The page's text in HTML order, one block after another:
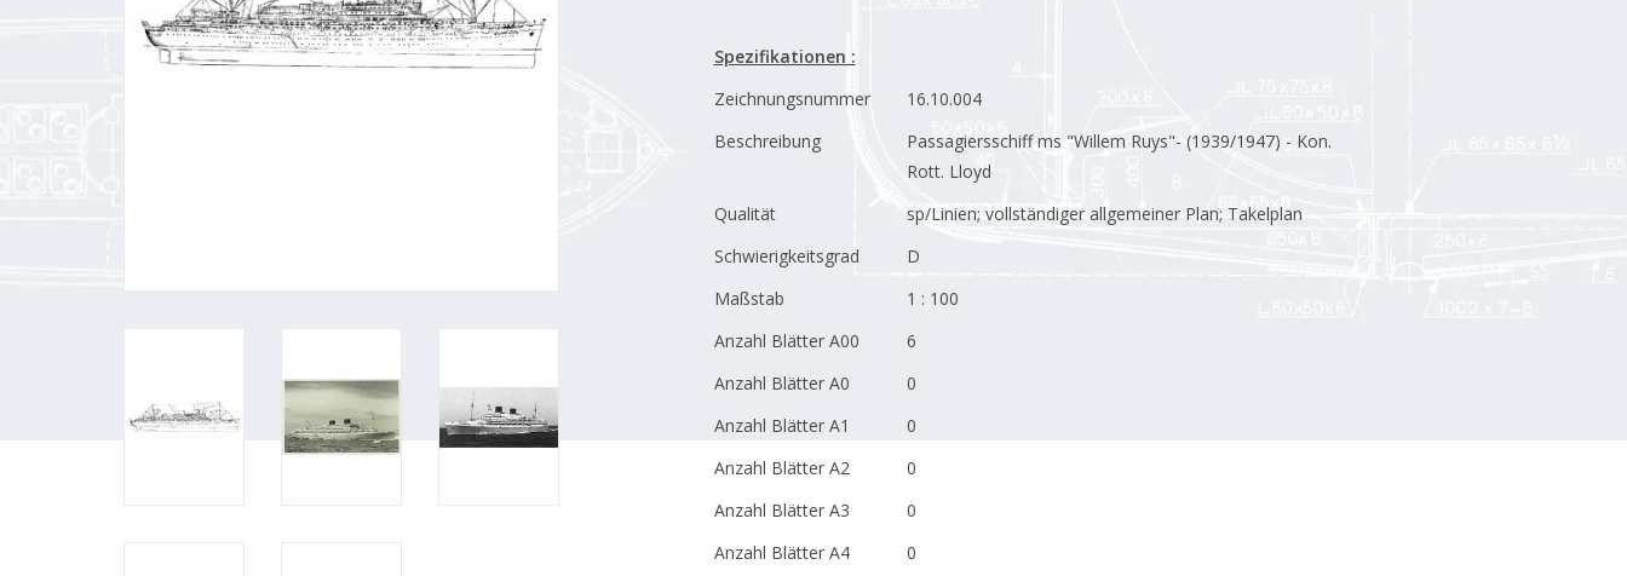
Spezifikationen :
Zeichnungsnummer
16.10.004
Beschreibung
Passagiersschiff ms "Willem Ruys"- (1939/1947) - Kon.
Rott. Lloyd
Qualität
sp/Linien; vollständiger allgemeiner Plan; Takelplan
Schwierigkeitsgrad
D
Maßstab
1 : 100
Anzahl Blätter A00
6
Anzahl Blätter A0
0
Anzahl Blätter A1
0
Anzahl Blätter A2
0
Anzahl Blätter A3
0
Anzahl Blätter A4
0